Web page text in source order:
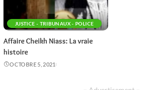
JUSTICE - TRIBUNAUX - POLICE
Affaire Cheikh Niass: La vraie
histoire
OCTOBRE 5, 2021